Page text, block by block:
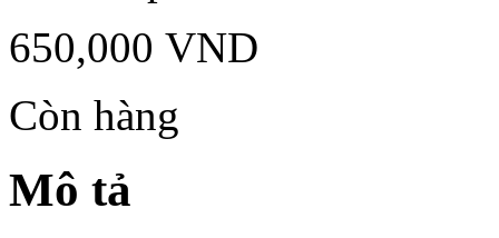
650,000 VND
Còn hàng
Mô tả